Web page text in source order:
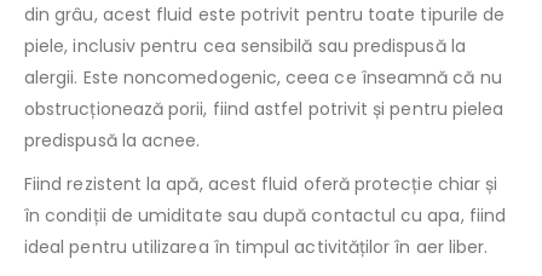
din grâu, acest fluid este potrivit pentru toate tipurile de
piele, inclusiv pentru cea sensibilă sau predispusă la
alergii. Este noncomedogenic, ceea ce înseamnă că nu
obstrucționează porii, fiind astfel potrivit și pentru pielea
predispusă la acnee.
Fiind rezistent la apă, acest fluid oferă protecție chiar și
în condiții de umiditate sau după contactul cu apa, fiind
ideal pentru utilizarea în timpul activităților în aer liber.